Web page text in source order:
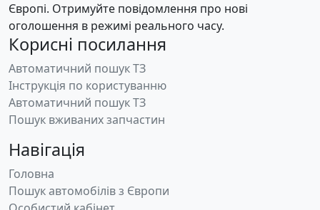
Європі. Отримуйте повідомлення про нові
оголошення в режимі реального часу.
Корисні посилання
Автоматичний пошук ТЗ
Інструкція по користуванню
Автоматичний пошук ТЗ
Пошук вживаних запчастин
Навігація
Головна
Пошук автомобілів з Європи